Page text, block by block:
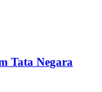
Tata Negara